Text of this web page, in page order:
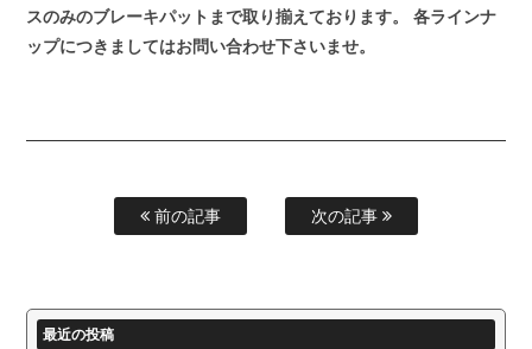
スのみのブレーキパットまで取り揃えております。
各ラインナ
ップにつきましてはお問い合わせ下さいませ。
前の記事 次の記事
最近の投稿